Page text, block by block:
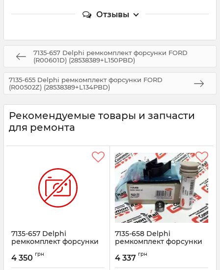
Отзывы
7135-657 Delphi ремкомплект форсунки FORD
(R00601D) (28538389+L150PBD)
7135-655 Delphi ремкомплект форсунки FORD
(R00502Z) (28538389+L134PBD)
Рекомендуемые товары и запчасти
для ремонта
7135-657 Delphi
ремкомплект форсунки
(28538389+L150PBD)
Артикул: 7135-657
4 350 грн
7135-658 Delphi
ремкомплект форсунки
(28538389+L145PBD)
Артикул: 7135-658
4 337 грн